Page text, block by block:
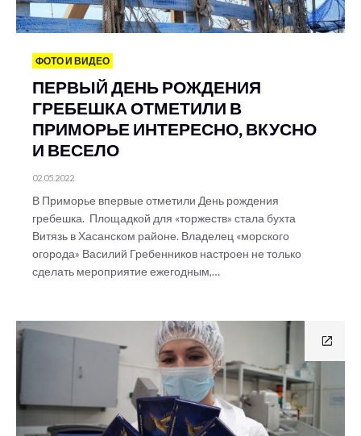
ФОТО И ВИДЕО
ПЕРВЫЙ ДЕНЬ РОЖДЕНИЯ
ГРЕБЕШКА ОТМЕТИЛИ В
ПРИМОРЬЕ ИНТЕРЕСНО, ВКУСНО
И ВЕСЕЛО
02.05.2022
В Приморье впервые отметили День рождения
гребешка. Площадкой для «торжеств» стала бухта
Витязь в Хасанском районе. Владелец «морского
огорода» Василий Гребенников настроен не только
сделать мероприятие ежегодным,…